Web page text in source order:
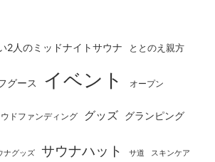
2人のミッドナイトサウナ ととのえ親方
グース イベント オープン
ドファンディング グッズ グランピング
ナグッズ サウナハット サ道 スキンケア